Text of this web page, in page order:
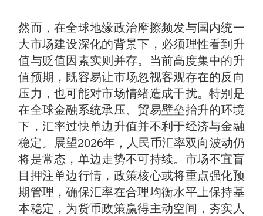
然而，在全球地缘政治摩擦频发与国内统一
大市场建设深化的背景下，必须理性看到升
值与贬值因素实则并存。当前高度集中的升
值预期，既容易让市场忽视客观存在的反向
压力，也可能对市场情绪造成干扰。特别是
在全球金融系统承压、贸易壁垒抬升的环境
下，汇率过快单边升值并不利于经济与金融
稳定。展望2026年，人民币汇率双向波动仍
将是常态，单边走势不可持续。市场不宜盲
目押注单边行情，政策核心或将重点强化预
期管理，确保汇率在合理均衡水平上保持基
本稳定，为货币政策赢得主动空间，夯实人